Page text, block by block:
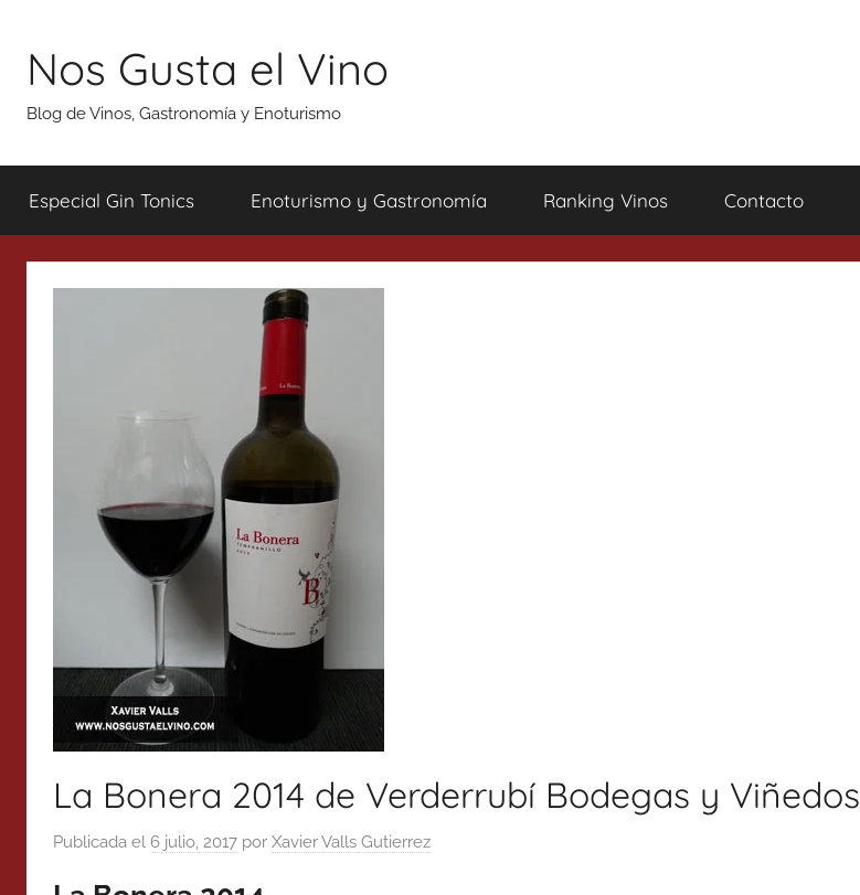
contenido
Nos Gusta el Vino
Blog de Vinos, Gastronomía y Enoturismo
Especial Gin Tonics Enoturismo y Gastronomía Ranking Vinos Contacto
La Bonera 2014 de Verderrubí Bodegas y Viñedos
Publicada el 6 julio, 2017 por Xavier Valls Gutierrez